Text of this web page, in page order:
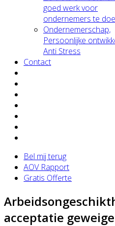
goed werk voor
ondernemers te
Ondernemerschap,
Persoonlijke
Anti Stress
Contact
Bel mij terug
AOV Rapport
Gratis Offerte
acceptatie